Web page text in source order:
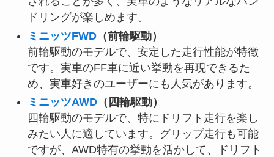
ドリングが楽しめます。
ミニッツFWD（前輪駆動）
前輪駆動のモデルで、安定した走行性能が特徴
です。実車のFF車に近い挙動を再現できるた
め、実車好きのユーザーにも人気があります。
ミニッツAWD（四輪駆動）
四輪駆動のモデルで、特にドリフト走行を楽し
みたい人に適しています。グリップ走行も可能
ですが、AWD特有の挙動を活かして、ドリフト